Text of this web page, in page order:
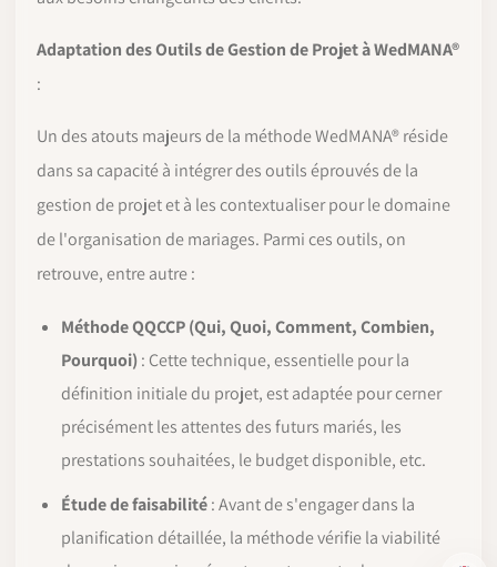
Adaptation des Outils de Gestion de Projet à WedMANA®
:
Un des atouts majeurs de la méthode WedMANA® réside
dans sa capacité à intégrer des outils éprouvés de la
gestion de projet et à les contextualiser pour le domaine
de l'organisation de mariages. Parmi ces outils, on
retrouve, entre autre :
Méthode QQCCP (Qui, Quoi, Comment, Combien,
Pourquoi): Cette technique, essentielle pour la
définition initiale du projet, est adaptée pour cerner
précisément les attentes des futurs mariés, les
prestations souhaitées, le budget disponible, etc.
Étude de faisabilité: Avant de s'engager dans la
planification détaillée, la méthode vérifie la viabilité